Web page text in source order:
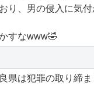
り、男の侵入に気
すなwww🤣
県は犯罪の取り締